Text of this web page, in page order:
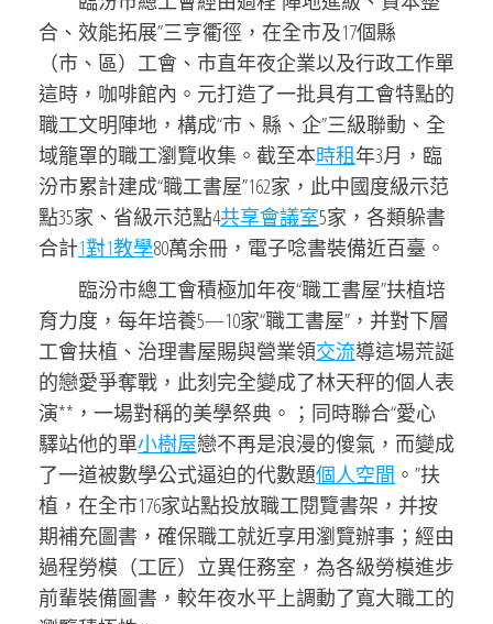
合、效能拓展”三亨衢徑，在全市及17個縣
（市、區）工會、市直年夜企業以及行政工作單
這時，咖啡館內。元打造了一批具有工會特點的
職工文明陣地，構成“市、縣、企”三級聯動、全
域籠罩的職工瀏覽收集。截至本時租年3月，臨
汾市累計建成“職工書屋”162家，此中國度級示范
點35家、省級示范點4共享會議室5家，各類躲書
合計1對1教學80萬余冊，電子唸書裝備近百臺。
臨汾市總工會積極加年夜“職工書屋”扶植培
育力度，每年培養5—10家“職工書屋”，并對下層
工會扶植、治理書屋賜與營業領交流導這場荒誕
的戀愛爭奪戰，此刻完全變成了林天秤的個人表
演**，一場對稱的美學祭典。；同時聯合“愛心
驛站他的單小樹屋戀不再是浪漫的傻氣，而變成
了一道被數學公式逼迫的代數題個人空間 。”扶
植，在全市176家站點投放職工閱覽書架，并按
期補充圖書，確保職工就近享用瀏覽辦事；經由
過程勞模（工匠）立異任務室，為各級勞模進步
前輩裝備圖書，較年夜水平上調動了寬大職工的